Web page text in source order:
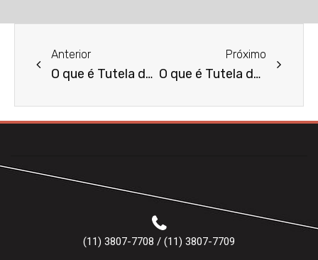
Anterior
O que é Tutela de Prova Antecipada?
Próximo
O que é Tutela de Urgência Antecipada?
(11) 3807-7708 / (11) 3807-7709